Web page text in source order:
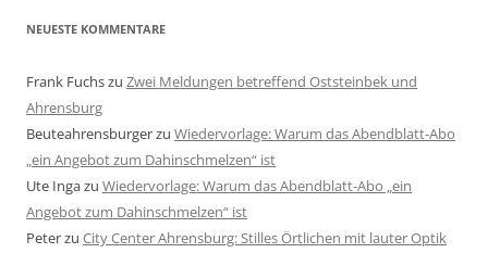
NEUESTE KOMMENTARE
Frank Fuchszu Zwei Meldungen betreffend Oststeinbek und
Ahrensburg
Beuteahrensburgerzu Wiedervorlage: Warum das Abendblatt-Abo
„ein Angebot zum Dahinschmelzen“ ist
Ute Ingazu Wiedervorlage: Warum das Abendblatt-Abo „ein
Angebot zum Dahinschmelzen“ ist
Peterzu City Center Ahrensburg: Stilles Örtlichen mit lauter Optik